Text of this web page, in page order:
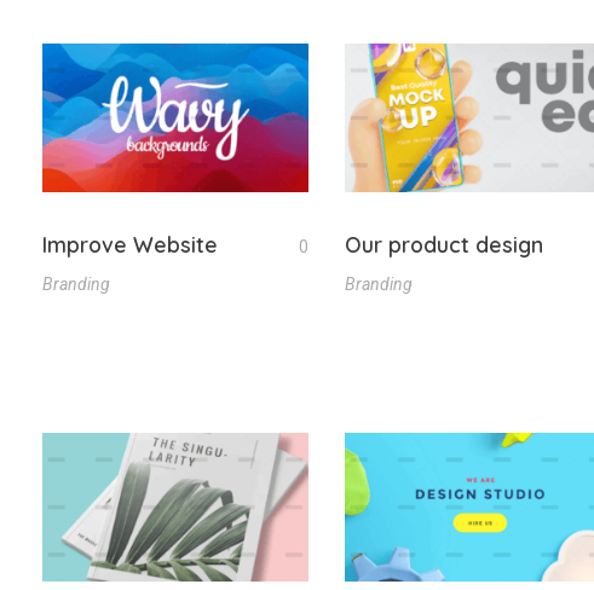
Improve Website
0
Branding
Our product design
Branding